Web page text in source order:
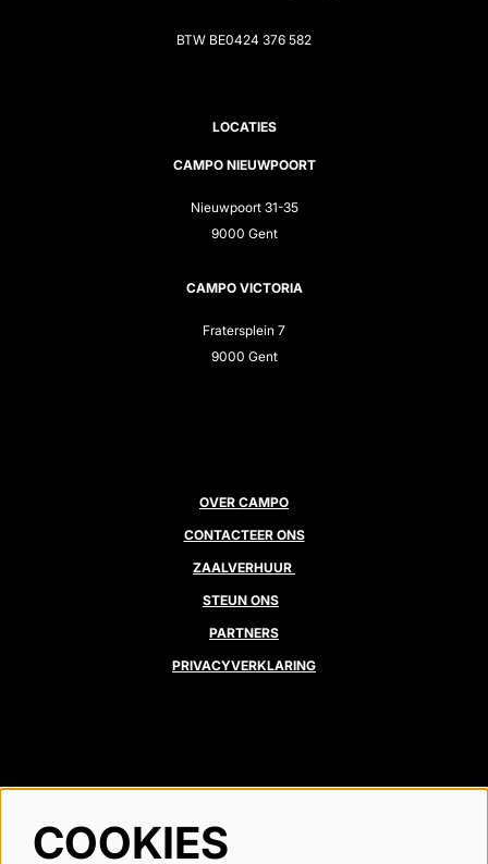
BTW BE0424 376 582
LOCATIES
CAMPO NIEUWPOORT
Nieuwpoort 31-35
9000 Gent
CAMPO VICTORIA
Fratersplein 7
9000 Gent
OVER CAMPO
CONTACTEER ONS
ZAALVERHUUR
STEUN ONS
PARTNERS
PRIVACYVERKLARING
VOLG ONS
COOKIES